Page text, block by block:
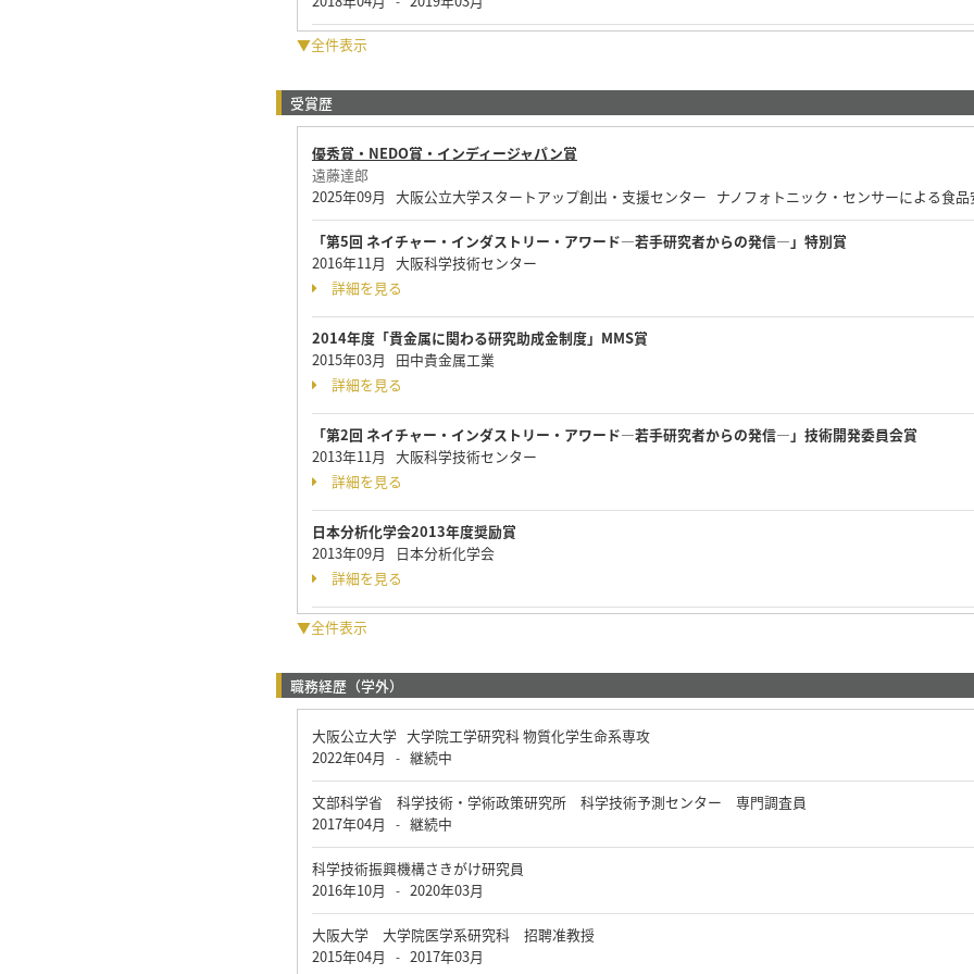
▼全件表示
受賞歴
優秀賞・NEDO賞・インディージャパン賞
遠藤達郎
2025年09月 大阪公立大学スタートアップ創出・支援センター ナノフォトニック・センサーによる食品
「第5回 ネイチャー・インダストリー・アワード―若手研究者からの発信―」特別賞
2016年11月 大阪科学技術センター
詳細を見る
2014年度「貴金属に関わる研究助成金制度」MMS賞
2015年03月 田中貴金属工業
詳細を見る
「第2回 ネイチャー・インダストリー・アワード―若手研究者からの発信―」技術開発委員会賞
2013年11月 大阪科学技術センター
詳細を見る
日本分析化学会2013年度奨励賞
2013年09月 日本分析化学会
詳細を見る
▼全件表示
職務経歴（学外）
大阪公立大学 大学院工学研究科 物質化学生命系専攻
2022年04月
- 継続中
文部科学省 科学技術・学術政策研究所 科学技術予測センター 専門調査員
2017年04月
- 継続中
科学技術振興機構さきがけ研究員
2016年10月
- 2020年03月
大阪大学 大学院医学系研究科 招聘准教授
2015年04月
- 2017年03月